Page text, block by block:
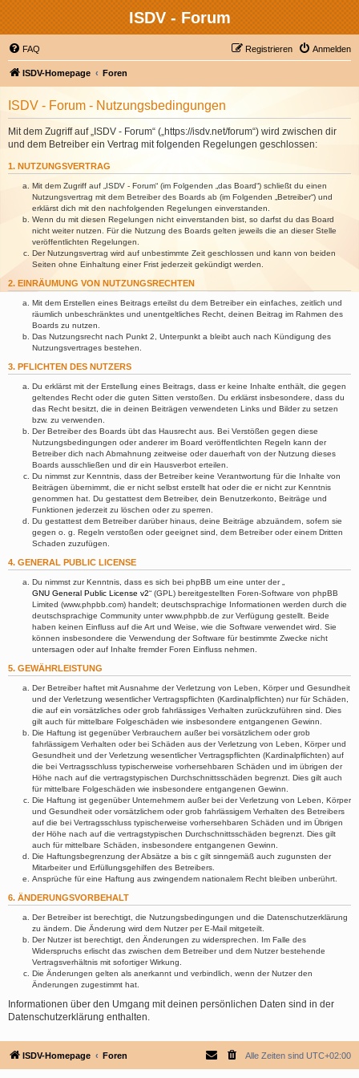
ISDV - Forum
FAQ Anmelden
Registrieren
ISDV-Homepage Foren
ISDV - Forum - Nutzungsbedingungen
Mit dem Zugriff auf „ISDV - Forum“ („https://isdv.net/forum“) wird zwischen dir
und dem Betreiber ein Vertrag mit folgenden Regelungen geschlossen:
1. NUTZUNGSVERTRAG
Mit dem Zugriff auf „ISDV - Forum“ (im Folgenden „das Board“) schließt du einen
Nutzungsvertrag mit dem Betreiber des Boards ab (im Folgenden „Betreiber“) und
erklärst dich mit den nachfolgenden Regelungen einverstanden.
Wenn du mit diesen Regelungen nicht einverstanden bist, so darfst du das Board
nicht weiter nutzen. Für die Nutzung des Boards gelten jeweils die an dieser Stelle
veröffentlichten Regelungen.
Der Nutzungsvertrag wird auf unbestimmte Zeit geschlossen und kann von beiden
Seiten ohne Einhaltung einer Frist jederzeit gekündigt werden.
2. EINRÄUMUNG VON NUTZUNGSRECHTEN
Mit dem Erstellen eines Beitrags erteilst du dem Betreiber ein einfaches, zeitlich und
räumlich unbeschränktes und unentgeltliches Recht, deinen Beitrag im Rahmen des
Boards zu nutzen.
Das Nutzungsrecht nach Punkt 2, Unterpunkt a bleibt auch nach Kündigung des
Nutzungsvertrages bestehen.
3. PFLICHTEN DES NUTZERS
Du erklärst mit der Erstellung eines Beitrags, dass er keine Inhalte enthält, die gegen
geltendes Recht oder die guten Sitten verstoßen. Du erklärst insbesondere, dass du
das Recht besitzt, die in deinen Beiträgen verwendeten Links und Bilder zu setzen
bzw. zu verwenden.
Der Betreiber des Boards übt das Hausrecht aus. Bei Verstößen gegen diese
Nutzungsbedingungen oder anderer im Board veröffentlichten Regeln kann der
Betreiber dich nach Abmahnung zeitweise oder dauerhaft von der Nutzung dieses
Boards ausschließen und dir ein Hausverbot erteilen.
Du nimmst zur Kenntnis, dass der Betreiber keine Verantwortung für die Inhalte von
Beiträgen übernimmt, die er nicht selbst erstellt hat oder die er nicht zur Kenntnis
genommen hat. Du gestattest dem Betreiber, dein Benutzerkonto, Beiträge und
Funktionen jederzeit zu löschen oder zu sperren.
Du gestattest dem Betreiber darüber hinaus, deine Beiträge abzuändern, sofern sie
gegen o. g. Regeln verstoßen oder geeignet sind, dem Betreiber oder einem Dritten
Schaden zuzufügen.
4. GENERAL PUBLIC LICENSE
Du nimmst zur Kenntnis, dass es sich bei phpBB um eine unter der „
GNU General Public License v2“ (GPL) bereitgestellten Foren-Software von phpBB
Limited (www.phpbb.com) handelt; deutschsprachige Informationen werden durch die
deutschsprachige Community unter www.phpbb.de zur Verfügung gestellt. Beide
haben keinen Einfluss auf die Art und Weise, wie die Software verwendet wird. Sie
können insbesondere die Verwendung der Software für bestimmte Zwecke nicht
untersagen oder auf Inhalte fremder Foren Einfluss nehmen.
5. GEWÄHRLEISTUNG
Der Betreiber haftet mit Ausnahme der Verletzung von Leben, Körper und Gesundheit
und der Verletzung wesentlicher Vertragspflichten (Kardinalpflichten) nur für Schäden,
die auf ein vorsätzliches oder grob fahrlässiges Verhalten zurückzuführen sind. Dies
gilt auch für mittelbare Folgeschäden wie insbesondere entgangenen Gewinn.
Die Haftung ist gegenüber Verbrauchern außer bei vorsätzlichem oder grob
fahrlässigem Verhalten oder bei Schäden aus der Verletzung von Leben, Körper und
Gesundheit und der Verletzung wesentlicher Vertragspflichten (Kardinalpflichten) auf
die bei Vertragsschluss typischerweise vorhersehbaren Schäden und im übrigen der
Höhe nach auf die vertragstypischen Durchschnittsschäden begrenzt. Dies gilt auch
für mittelbare Folgeschäden wie insbesondere entgangenen Gewinn.
Die Haftung ist gegenüber Unternehmern außer bei der Verletzung von Leben, Körper
und Gesundheit oder vorsätzlichem oder grob fahrlässigem Verhalten des Betreibers
auf die bei Vertragsschluss typischerweise vorhersehbaren Schäden und im Übrigen
der Höhe nach auf die vertragstypischen Durchschnittsschäden begrenzt. Dies gilt
auch für mittelbare Schäden, insbesondere entgangenen Gewinn.
Die Haftungsbegrenzung der Absätze a bis c gilt sinngemäß auch zugunsten der
Mitarbeiter und Erfüllungsgehilfen des Betreibers.
Ansprüche für eine Haftung aus zwingendem nationalem Recht bleiben unberührt.
6. ÄNDERUNGSVORBEHALT
Der Betreiber ist berechtigt, die Nutzungsbedingungen und die Datenschutzerklärung
zu ändern. Die Änderung wird dem Nutzer per E-Mail mitgeteilt.
Der Nutzer ist berechtigt, den Änderungen zu widersprechen. Im Falle des
Widerspruchs erlischt das zwischen dem Betreiber und dem Nutzer bestehende
Vertragsverhältnis mit sofortiger Wirkung.
Die Änderungen gelten als anerkannt und verbindlich, wenn der Nutzer den
Änderungen zugestimmt hat.
Informationen über den Umgang mit deinen persönlichen Daten sind in der
Datenschutzerklärung enthalten.
ISDV-Homepage Foren Alle Zeiten sind UTC+02:00